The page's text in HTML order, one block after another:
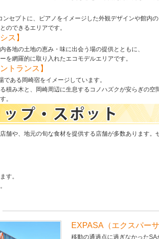
セプトに、ピアノをイメージした外観デザインや館内
のできるエリアです。
ス】
各地の土地の恵み・味に出会う場の提供とともに、
を網羅的に取り入れたエコモデルエリアです。
トランス】
である岡崎宿をイメージしています。
積み木と、岡崎周辺に生息するコノハズクが安らぎの空
。
舗や、地元の旬な食材を提供する店舗が多数あります。
す。
EXPASA（エクスパーサ
移動の通過点に過ぎなかった